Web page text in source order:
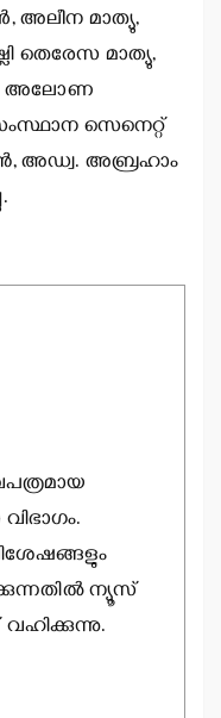
അലീന മാത്യു,
തെരേസ മാത്യു,
അലോണ
സെനെറ്റ്
അഡ്വ. അബ്രഹാം
ന്യൂസ്